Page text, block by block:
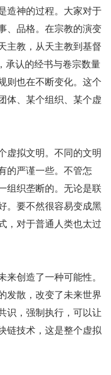
造神的过程。大家对于
、品格。在宗教的演变
主教，从天主教到基督
承认的经书与卷宗数量
则也在不断变化。这个
体、某个组织、某个虚
虚拟文明。不同的文明
的严谨一些。不管怎
组织垄断的。无论是联
。要不然很容易变成黑
，对于普通人类也太过
创造了一种可能性。
发散，改变了未来世界
识，强制执行，可以让
链技术，这是整个虚拟